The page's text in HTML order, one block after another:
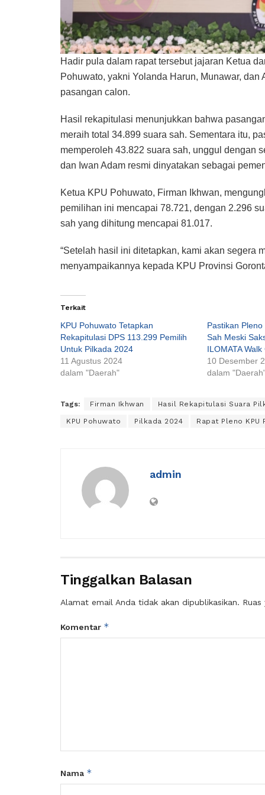
Hadir pula dalam rapat tersebut jajaran Ketua
Pohuwato, yakni Yolanda Harun, Munawar,
pasangan calon.
Hasil rekapitulasi menunjukkan bahwa
meraih total 34.899 suara sah. Sementara itu,
memperoleh 43.822 suara sah, unggul dengan
dan Iwan Adam resmi dinyatakan sebagai
Ketua KPU Pohuwato, Firman Ikhwan,
pemilihan ini mencapai 78.721, dengan 2.296
sah yang dihitung mencapai 81.017.
“Setelah hasil ini ditetapkan, kami akan segera
menyampaikannya kepada KPU Provinsi
Terkait
KPU Pohuwato Tetapkan
Rekapitulasi DPS 113.299 Pemilih
Untuk Pilkada 2024
11 Agustus 2024
dalam "Daerah"
Pastikan
Sah Meski
ILOMATA Walk
10 Desember
dalam
Tags: Firman Ikhwan Hasil Rekapitulasi Suara
KPU Pohuwato Pilkada 2024 Rapat Pleno KPU
admin
Tinggalkan Balasan
Alamat email Anda tidak akan dipublikasikan.
Komentar *
Nama *